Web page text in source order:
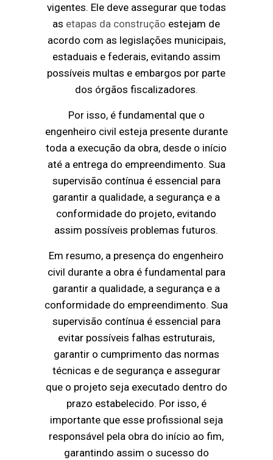
vigentes. Ele deve assegurar que todas
as etapas da construção estejam de
acordo com as legislações municipais,
estaduais e federais, evitando assim
possíveis multas e embargos por parte
dos órgãos fiscalizadores.
Por isso, é fundamental que o
engenheiro civil esteja presente durante
toda a execução da obra, desde o início
até a entrega do empreendimento. Sua
supervisão contínua é essencial para
garantir a qualidade, a segurança e a
conformidade do projeto, evitando
assim possíveis problemas futuros.
Em resumo, a presença do engenheiro
civil durante a obra é fundamental para
garantir a qualidade, a segurança e a
conformidade do empreendimento. Sua
supervisão contínua é essencial para
evitar possíveis falhas estruturais,
garantir o cumprimento das normas
técnicas e de segurança e assegurar
que o projeto seja executado dentro do
prazo estabelecido. Por isso, é
importante que esse profissional seja
responsável pela obra do início ao fim,
garantindo assim o sucesso do